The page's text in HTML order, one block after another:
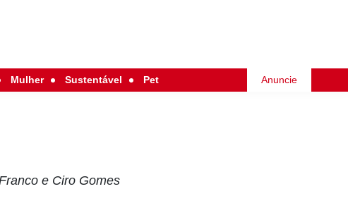
Mulher Sustentável Pet Anuncie
e Ciro Gomes